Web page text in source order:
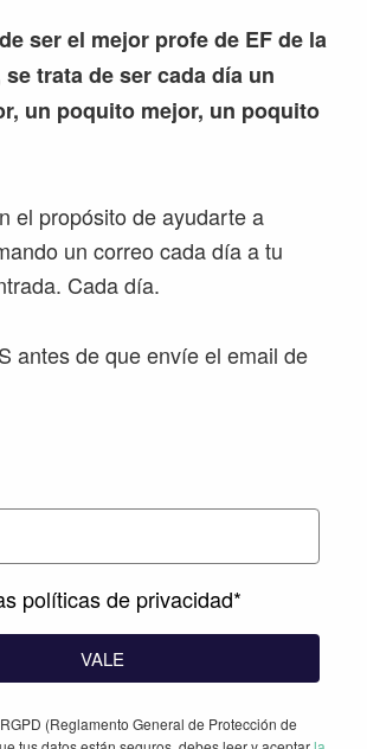
ser el mejor profe de EF de la
trata de ser cada día un
un poquito mejor, un poquito
el propósito de ayudarte a
un correo cada día a tu
Cada día.
antes de que envíe el email de
políticas de privacidad*
VALE
(Reglamento General de Protección de